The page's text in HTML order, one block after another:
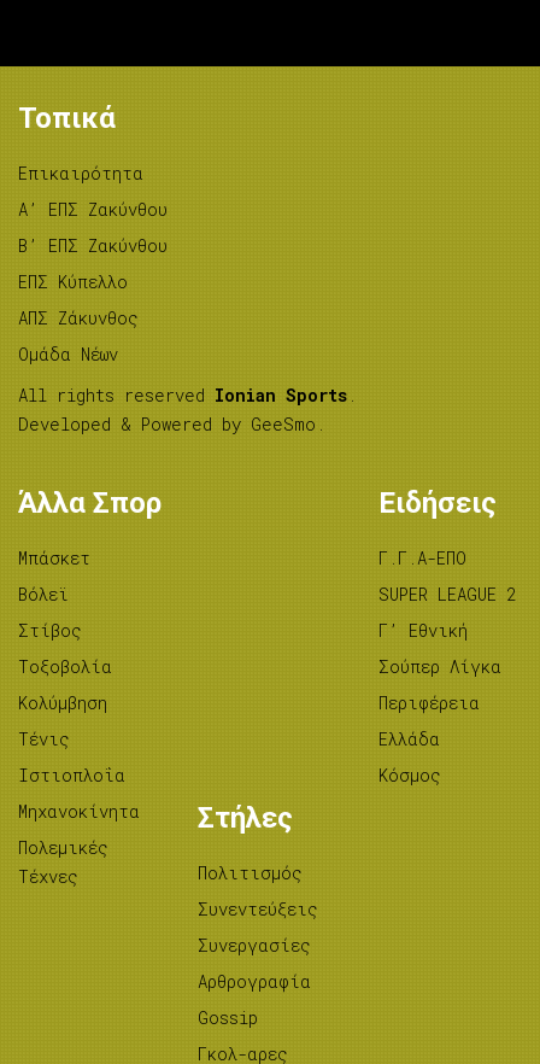
Τοπικά
Επικαιρότητα
A’ ΕΠΣ Ζακύνθου
B’ ΕΠΣ Ζακύνθου
ΕΠΣ Κύπελλο
ΑΠΣ Ζάκυνθος
Ομάδα Νέων
All rights reserved Ionian Sports
Developed & Powered by GeeSmo
Άλλα Σπορ
Μπάσκετ
Βόλεϊ
Στίβος
Tοξοβολία
Κολύμβηση
Τένις
Ιστιοπλοΐα
Μηχανοκίνητα
Πολεμικές
Τέχνες
Ειδήσεις
Γ.Γ.Α-ΕΠΟ
SUPER LEAGUE 2
Γ’ Εθνική
Σούπερ Λίγκα
Περιφέρεια
Ελλάδα
Κόσμος
Στήλες
Πολιτισμός
Συνεντεύξεις
Συνεργασίες
Αρθρογραφία
Gossip
Γκολ-αρες